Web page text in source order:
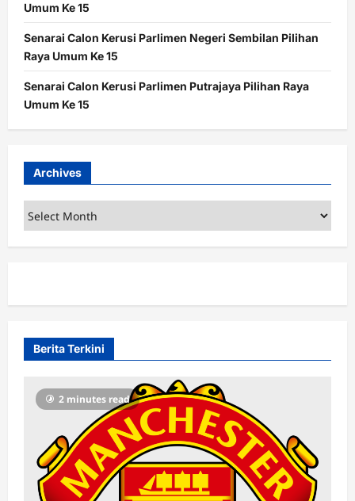
Umum Ke 15
Senarai Calon Kerusi Parlimen Negeri Sembilan Pilihan
Raya Umum Ke 15
Senarai Calon Kerusi Parlimen Putrajaya Pilihan Raya
Umum Ke 15
Archives
Archives
Berita Terkini
2 minutes read